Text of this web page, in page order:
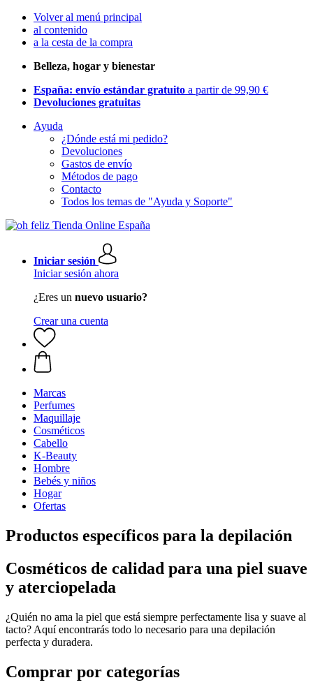
Volver al menú principal
al contenido
a la cesta de la compra
Belleza, hogar y bienestar
España: envío estándar gratuito a partir de 99,90 €
Devoluciones gratuitas
Ayuda
¿Dónde está mi pedido?
Devoluciones
Gastos de envío
Métodos de pago
Contacto
Todos los temas de "Ayuda y Soporte"
Iniciar sesión
Iniciar sesión ahora
¿Eres un nuevo usuario?
Crear una cuenta
Marcas
Perfumes
Maquillaje
Cosméticos
Cabello
K-Beauty
Hombre
Bebés y niños
Hogar
Ofertas
Productos específicos para la depilación
Cosméticos de calidad para una piel suave
y aterciopelada
¿Quién no ama la piel que está siempre perfectamente lisa y suave al
tacto? Aquí encontrarás todo lo necesario para una depilación
perfecta y duradera.
Comprar por categorías